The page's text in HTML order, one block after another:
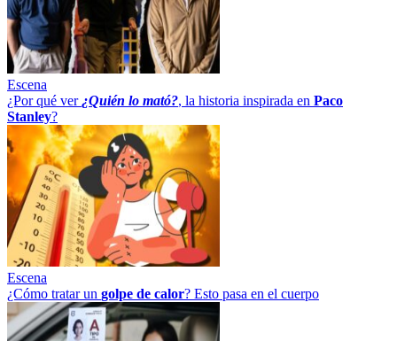
Escena
¿Por qué ver ¿Quién lo mató?, la historia inspirada en Paco
Stanley?
Escena
¿Cómo tratar un golpe de calor? Esto pasa en el cuerpo